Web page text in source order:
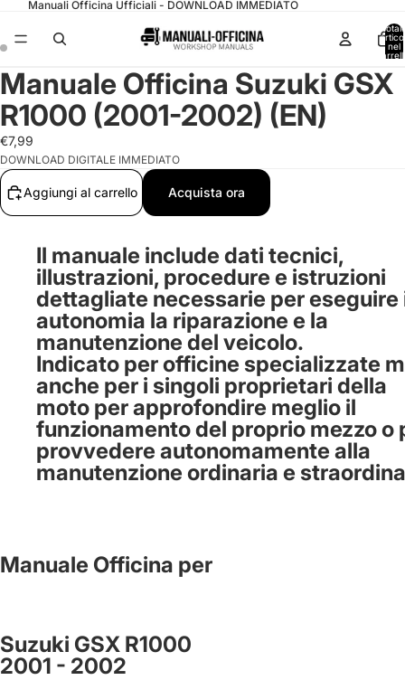
Manuali Officina Ufficiali - DOWNLOAD IMMEDIATO
nel
Manuale Officina Suzuki GSX
R1000 (2001-2002) (EN)
€7,99
DOWNLOAD DIGITALE IMMEDIATO
Aggiungi al carrello Acquista ora
Il manuale include dati tecnici,
illustrazioni, procedure e istruzioni
dettagliate necessarie per eseguire
autonomia la riparazione e la
manutenzione del veicolo.
Indicato per officine specializzate
anche per i singoli proprietari della
moto per approfondire meglio il
funzionamento del proprio mezzo o
provvedere autonomamente alla
manutenzione ordinaria e
Manuale Officina per
Suzuki GSX R1000
2001 - 2002